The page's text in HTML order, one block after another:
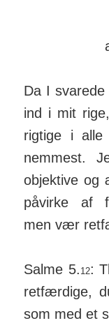
Da I
ind i mit
rigtige i
nemmest.
objektive og
påvirke af
men vær
Salme 5. 12:
ret­færdige,
som med et